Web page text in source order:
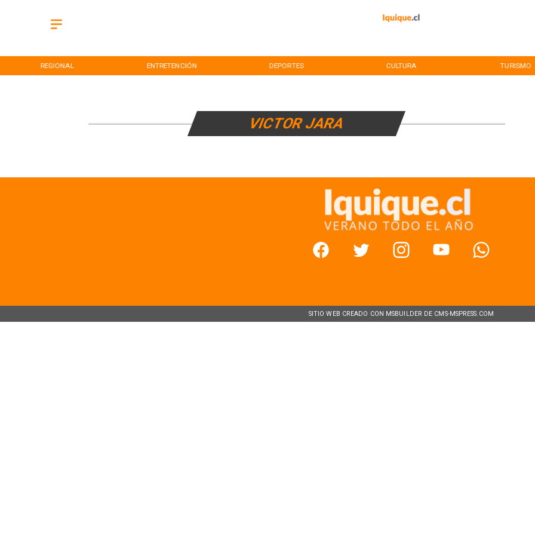
REGIONAL ENTRETENCIÓN DEPORTES CULTURA TURISMO
VICTOR JARA
SITIO WEB CREADO CON MSBUILDER DE CMS-MSPRESS.COM